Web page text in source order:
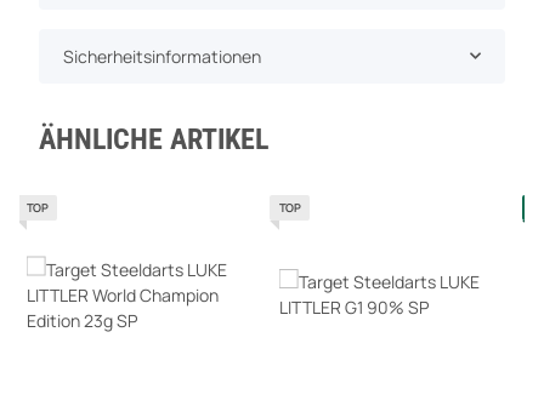
Sicherheitsinformationen
ÄHNLICHE ARTIKEL
TOP TOP